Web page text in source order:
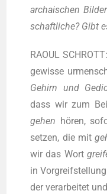
archai­schen
schaft­li­che? Gibt
RAOUL
gewis­se
Gehirn und
dass wir zum
gehen hören,
set­zen, die mit
wir das Wort
in
der ver­ar­bei­tet